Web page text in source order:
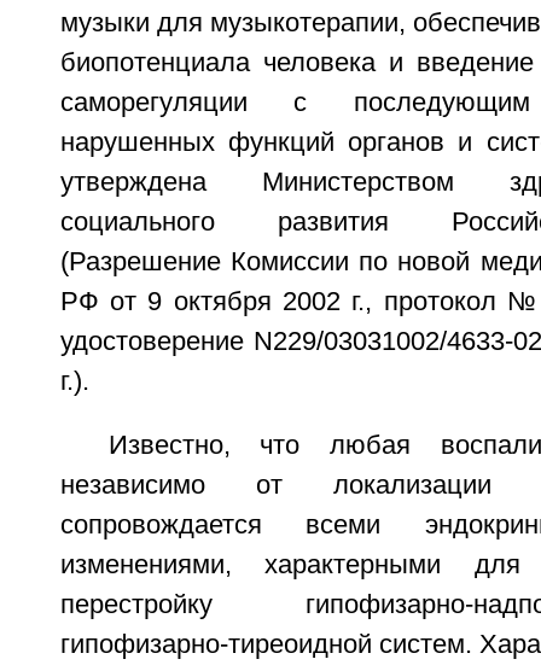
музыки для музыкотерапии,
биопотенциала человека и
саморегуляции с последующим
нарушенных функций органов и
утверждена Министерством
социального развития
(Разрешение Комиссии по новой
РФ от 9 октября 2002 г., протокол №
удостоверение N229/03031002/4633-
г.).
Известно, что любая
независимо от локализации
сопровождается всеми
изменениями, характерными
перестройку гипофизарно-
гипофизарно-тиреоидной систем.